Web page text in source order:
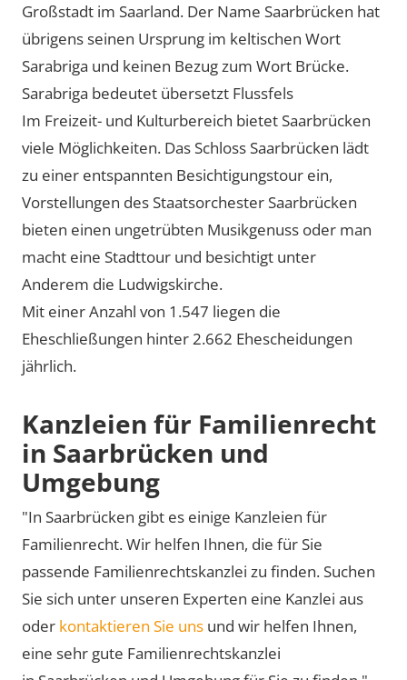
Großstadt im Saarland. Der Name Saarbrücken hat
übrigens seinen Ursprung im keltischen Wort
Sarabriga und keinen Bezug zum Wort Brücke.
Sarabriga bedeutet übersetzt Flussfels
Im Freizeit- und Kulturbereich bietet Saarbrücken
viele Möglichkeiten. Das Schloss Saarbrücken lädt
zu einer entspannten Besichtigungstour ein,
Vorstellungen des Staatsorchester Saarbrücken
bieten einen ungetrübten Musikgenuss oder man
macht eine Stadttour und besichtigt unter
Anderem die Ludwigskirche.
Mit einer Anzahl von 1.547 liegen die
Eheschließungen hinter 2.662 Ehescheidungen
jährlich.
Kanzleien für Familienrecht
in Saarbrücken und
Umgebung
"In Saarbrücken gibt es einige Kanzleien für
Familienrecht. Wir helfen Ihnen, die für Sie
passende Familienrechtskanzlei zu finden. Suchen
Sie sich unter unseren Experten eine Kanzlei aus
oder kontaktieren Sie uns und wir helfen Ihnen,
eine sehr gute Familienrechtskanzlei